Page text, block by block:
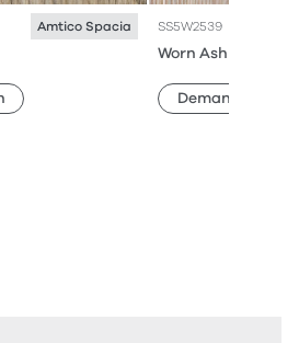
Amtico Spacia SS5W2539
Worn Ash
Demander